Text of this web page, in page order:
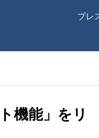
プレ
機能」をリ